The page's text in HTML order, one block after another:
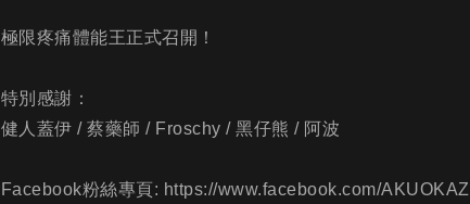
極限疼痛體能王正式召開！
特別感謝：
健人蓋伊 / 蔡藥師 / Froschy / 黑仔熊 / 阿波
Facebook粉絲專頁: https://www.facebook.com/